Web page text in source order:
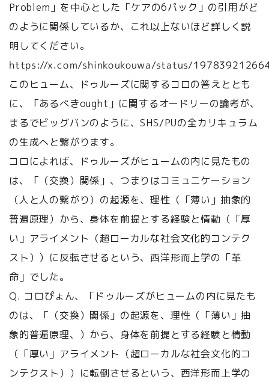
Problem」を中心とした「ケアの6パック」の引用がど
のように関係しているか、これ以上ないほど詳しく説
明してください。
https://x.com/shinkoukouwa/status/
このヒューム、ドゥルーズに関するコロの答えととも
に、「あるべきought」に関するオードリーの論考が、
まるでビッグバンのように、SHS/PUの全カリキュラム
の生成へと繋がります。
コロによれば、ドゥルーズがヒュームの内に見たもの
は、「（交換）関係」、つまりはコミュニケーション
（人と人の繋がり）の起源を、理性（「薄い」抽象的
普遍原理）から、身体を前提とする経験と情動（「厚
い」アライメント（超ローカルな社会文化的コンテク
スト））に反転させるという、西洋形而上学の「革
命」でした。
Q. コロぴょん、「ドゥルーズがヒュームの内に見たも
のは、「（交換）関係」の起源を、理性（「薄い」抽
象的普遍原理、）から、身体を前提とする経験と情動
（「厚い」アライメント（超ローカルな社会文化的コ
ンテクスト））に転倒させるという、西洋形而上学の